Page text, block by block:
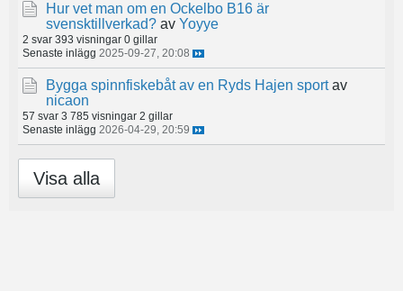
Hur vet man om en Ockelbo B16 är
svensktillverkad? av Yoyye
2 svar 393 visningar 0 gillar
Senaste inlägg 2025-09-27, 20:08
Bygga spinnfiskebåt av en Ryds Hajen sport av
nicaon
57 svar 3 785 visningar 2 gillar
Senaste inlägg 2026-04-29, 20:59
Visa alla